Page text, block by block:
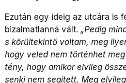
Ezután egy ideig az utcára is
bizalmatlanná vált. „Pedig
s körültekintő voltam, meg
hogy veled nem történhet
tény, hogy amikor elvileg
senki nem segített. Meg